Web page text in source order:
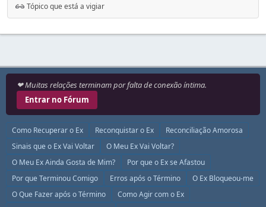
Tópico que está a vigiar
❤ Muitas relações terminam por falta de conexão íntima.
Entrar no Fórum
Como Recuperar o Ex Reconquistar o Ex
Reconciliação Amorosa
Sinais que o Ex Vai Voltar
O Meu Ex Vai Voltar?
O Meu Ex Ainda Gosta de Mim?
Por que o Ex se Afastou
Por que Terminou Comigo
Erros após o Término
O Ex Bloqueou-me
O Que Fazer após o Término
Como Agir com o Ex